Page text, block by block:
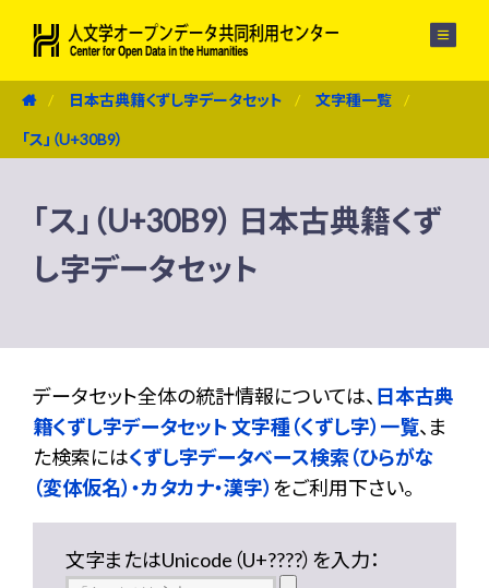
日本古典籍くずし字データセット 文字種一覧
「ス」（U+30B9）
「ス」（U+30B9） 日本古典籍くず
し字データセット
データセット全体の統計情報については、 日本古典
籍くずし字データセット 文字種（くずし字）一覧、ま
た検索にはくずし字データベース検索（ひらがな
（変体仮名）・カタカナ・漢字） をご利用下さい。
文字またはUnicode（U+????）を入力：